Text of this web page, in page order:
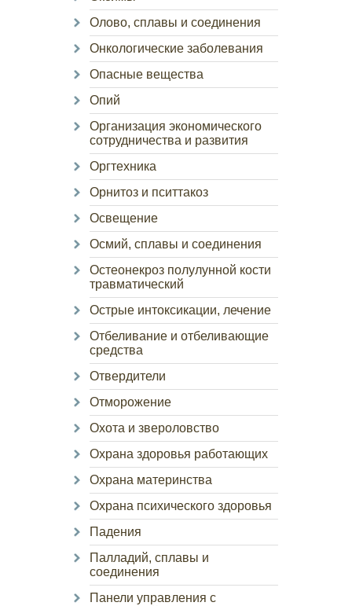
Олово, сплавы и соединения
Онкологические заболевания
Опасные вещества
Опий
Организация экономического
сотрудничества и развития
Оргтехника
Орнитоз и пситтакоз
Освещение
Осмий, сплавы и соединения
Остеонекроз полулунной кости
травматический
Острые интоксикации, лечение
Отбеливание и отбеливающие
средства
Отвердители
Отморожение
Охота и звероловство
Охрана здоровья работающих
Охрана материнства
Охрана психического здоровья
Падения
Палладий, сплавы и
соединения
Панели управления с